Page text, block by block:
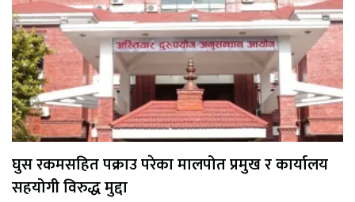
घुस रकमसहित पक्राउ परेका मालपोत प्रमुख र कार्यालय
सहयोगी विरुद्ध मुद्दा